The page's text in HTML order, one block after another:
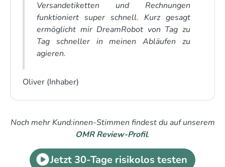
Versandetiketten und Rechnungen
funktioniert super schnell. Kurz gesagt
ermöglicht mir DreamRobot von Tag zu
Tag schneller in meinen Abläufen zu
agieren.
Oliver (Inhaber)
Noch mehr Kund:innen-Stimmen findest du auf unserem
OMR Review-Profil.
Jetzt 30-Tage risikolos testen